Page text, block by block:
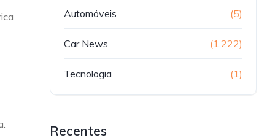
Automóveis (5)
Car News (1.222)
Tecnologia (1)
Recentes